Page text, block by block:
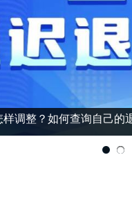
调整？如何查询自己的